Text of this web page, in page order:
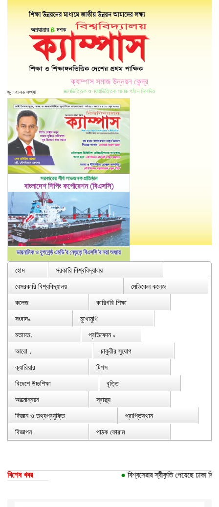
ক্যাম্পাস সমাজ উন্নয়ন কেন্দ্র
জ্ঞানভিত্তিক ও ন্যায়ভিত্তিক সমাজ গঠনে নিবেদিত
জুন, ২০২৬ সংখ্যা
হোম
সরকারি বিশ্ববিদ্যালয়
বেসরকারি বিশ্ববিদ্যালয়
মেডিকেল কলেজ
কলেজ
কারিগরি শিক্ষা
সংবাদ∨
মুখোমুখি
মতামত∨ প্রতিবেদন ∨
আরো ∨
চাকুরীর সুযোগ
ক্যারিয়ার
টিপস
বিদেশে উচ্চশিক্ষা
বৃত্তি
আত্মোন্নয়ন
স্বাস্থ্য
বিজ্ঞান ও তথ্যপ্রযুক্তি
প্রাপ্তিস্থান
বিজ্ঞাপন
পাঠক ফোরাম
বিশেষ খবর বিশ্বসেরার স্বীকৃতি পেয়েছে ঢাকা